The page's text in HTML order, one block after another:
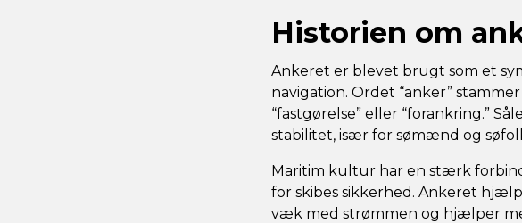
Historien om
Ankeret er blevet brugt som et
navigation. Ordet “anker”
“fastgørelse” eller “forankring.”
stabilitet, især for sømænd og
Maritim kultur har en stærk
for skibes sikkerhed. Ankeret
væk med strømmen og hjælper